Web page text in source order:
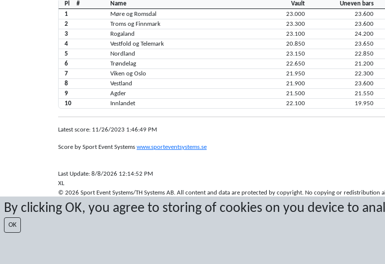
By clicking OK, you agree to storing of cookies on you device to
OK
Pl # Name Vault Uneven bars
1
Møre og Romsdal 23.000 23.600
2
Troms og Finnmark 23.300 23.600
3
Rogaland 23.100 24.200
4
Vestfold og Telemark 20.850 23.650
5
Nordland 23.150 22.850
6
Trøndelag 22.650 21.200
7
Viken og Oslo 21.950 22.300
8
Vestland 21.900 23.600
9
Agder 21.500 21.550
10
Innlandet 22.100 19.950
Latest score: 11/26/2023 1:46:49 PM
Score by Sport Event Systems www.sporteventsystems.se
Last Update: 8/8/2026 12:14:52 PM
XL
© 2026 Sport Event Systems/TH Systems AB. All content and data are protected by copyright. No copying or